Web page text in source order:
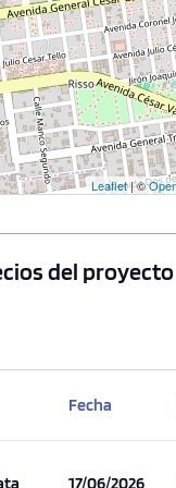
Leaflet| ©
del proyecto
Fecha
17/06/2026